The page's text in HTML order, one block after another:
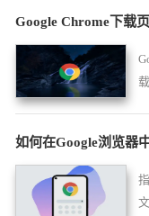
Google Chrome下载
如何在Google浏览器